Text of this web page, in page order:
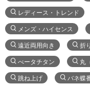
レディース・トレンド
メンズ・ハイセンス
遠近両用向き 折
べータチタン 丸
跳ね上げ バネ蝶